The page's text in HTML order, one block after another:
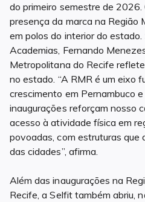
do primeiro semestre de
presença da marca na Região
em polos do interior do
Academias, Fernando
Metropolitana do Recife
no estado. “A RMR é um eixo
crescimento em Pernambuco
inaugurações reforçam nosso
acesso à atividade física em
povoadas, com estruturas que
das cidades”, afirma.
Além das inaugurações na
Recife, a Selfit também abriu,